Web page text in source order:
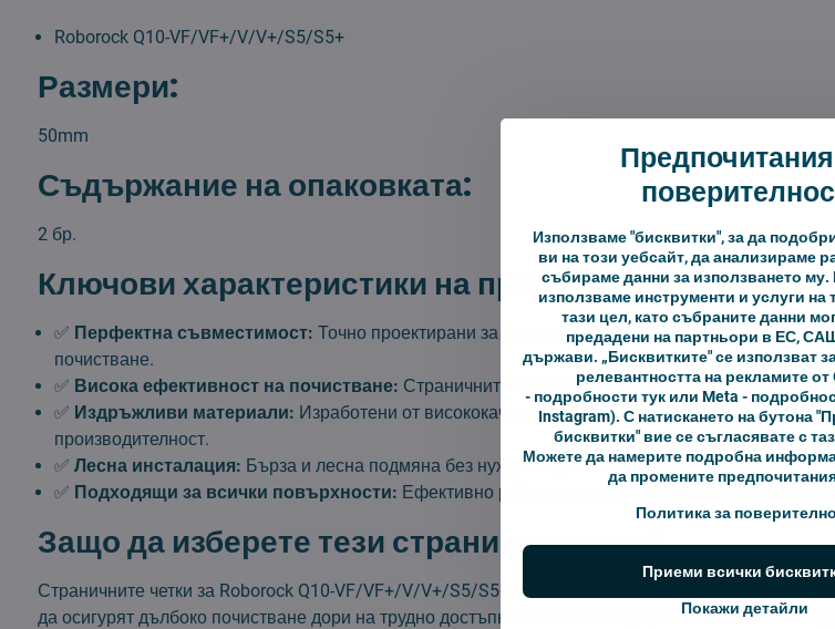
Roborock Q10-VF/VF+/V/V+/S5/S5+
Размери:
50mm
Съдържание на опаковката:
2 бр.
Ключови характеристики на продукта:
✅ Перфектна съвместимост: Точно проектирани за моделитеRoborock Q10-VF/VF+/V/V+/
почистване.
✅ Висока ефективност на почистване: Страничните четки премахват прах, мръсотия и
✅ Издръжливи материали: Изработени от висококачествени и гъвкави материали за по-
производителност.
✅ Лесна инсталация: Бърза и лесна подмяна без нужда от допълнителни инструменти.
✅ Подходящи за всички повърхности: Ефективно работят върху плочки, паркет, килими и
Защо да изберете тези странични четки?
Страничните четки за Roborock Q10-VF/VF+/V/V+/S5/S5+ са проектирани да подобрят
да осигурят дълбоко почистване дори на трудно достъпни места. Благодарение на високата
Използваме "бисквитки", за да
ви на този уебсайт, да анализираме
събираме данни за използването
използваме инструменти и услуги на
тази цел, като събраните данни
предадени на партньори в ЕС,
държави. „Бисквитките" се използват
релевантността на рекламите от
- подробности тук или Meta -
Instagram). С натискането на бутона
бисквитки" вие се съгласявате с
Можете да намерите подробна
да промените
Политика за
Покажи детайли
Приеми всички